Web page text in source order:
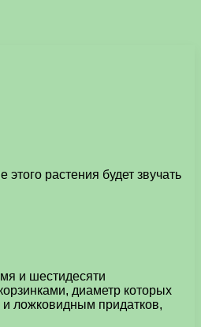
растения будет звучать
и шестидесяти
диаметр которых
и ложковидным придатков,